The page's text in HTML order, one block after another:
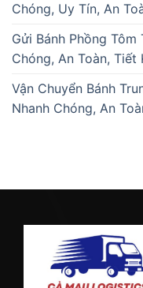
Chóng, Uy Tín, An
Gửi Bánh Phồng
Chóng, An Toàn,
Vận Chuyển Bánh
Nhanh Chóng, An